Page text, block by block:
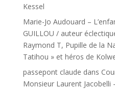
Kessel
Marie-Jo Audouard –
GUILLOU / auteur
Raymond T, Pupille de la
Tatihou » et héros de
passepont claude dans
Monsieur Laurent Jacobelli